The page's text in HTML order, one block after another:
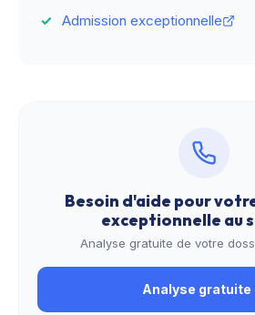
Admission exceptionnelle
Besoin d'aide pour
exceptionnelle au
Analyse gratuite de votre
Analyse gratuite